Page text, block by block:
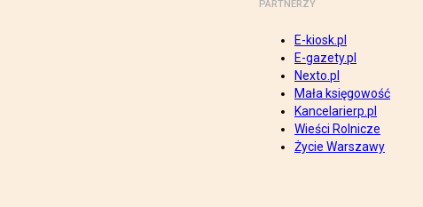
PARTNERZY
E-kiosk.pl
E-gazety.pl
Nexto.pl
Mała księgowość
Kancelarierp.pl
Wieści Rolnicze
Życie Warszawy